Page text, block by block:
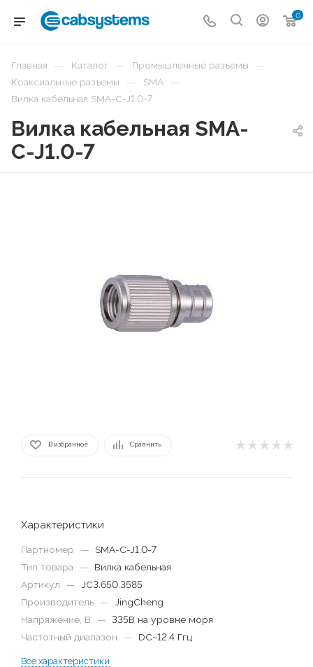
0
Главная — Каталог — Промышленные разъемы —
Коаксиальные разъемы — SMA —
Вилка кабельная SMA-C-J1.0-7
Вилка кабельная SMA-
C-J1.0-7
В избранное Сравнить
Характеристики
Партномер — SMA-C-J1.0-7
Тип товара
—
Вилка кабельная
Артикул
—
JC3.650.3585
Производитель
—
JingCheng
Напряжение, В
— 335В на уровне моря
Частотный диапазон
— DC~12.4 Ггц
Все характеристики